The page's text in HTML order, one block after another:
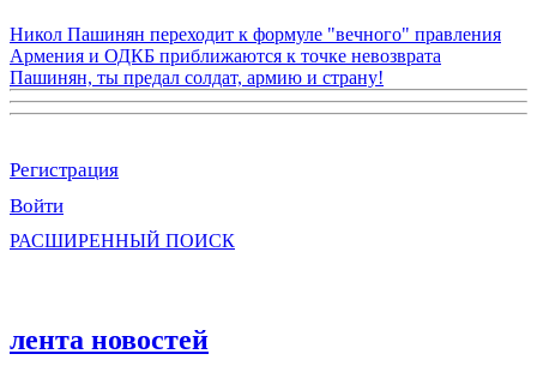
Никол Пашинян переходит к формуле "вечного" правления
Армения и ОДКБ приближаются к точке невозврата
Пашинян, ты предал солдат, армию и страну!
Регистрация
Войти
РАСШИРЕННЫЙ ПОИСК
лента новостей